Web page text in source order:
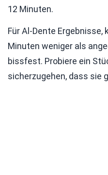
12 Minuten.
Für Al-Dente Ergebnisse,
Minuten weniger als
bissfest. Probiere ein
sicherzugehen, dass sie